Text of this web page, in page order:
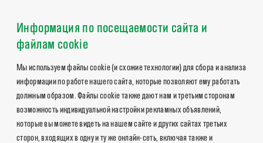
Информация по посещаемости сайта и
файлам cookie
Мы используем файлы cookie (и схожие технологии) для сбора и анализа
информации по работе нашего сайта, которые позволяют ему работать
должным образом. Файлы cookie также дают нам и третьим сторонам
возможность индивидуальной настройки рекламных объявлений,
которые вы можете видеть на нашем сайте и других сайтах третьих
сторон, входящих в одну и ту же онлайн-сеть, включая также и